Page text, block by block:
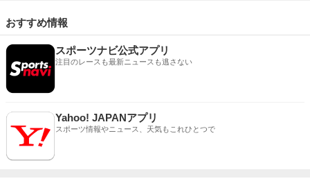
おすすめ情報
スポーツナビ公式アプリ
注目のレースも最新ニュースも逃さない
Yahoo! JAPANアプリ
スポーツ情報やニュース、天気もこれひとつで